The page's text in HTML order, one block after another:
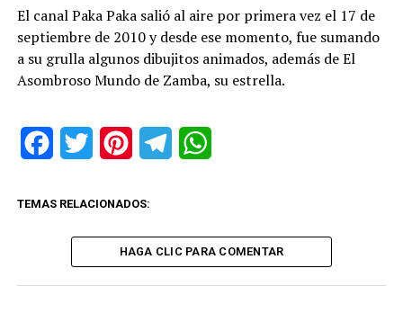
El canal Paka Paka salió al aire por primera vez el 17 de
septiembre de 2010 y desde ese momento, fue sumando
a su grulla algunos dibujitos animados, además de El
Asombroso Mundo de Zamba, su estrella.
FacebookTwitter PinterestTelegram
TEMAS RELACIONADOS:
HAGA CLIC PARA COMENTAR